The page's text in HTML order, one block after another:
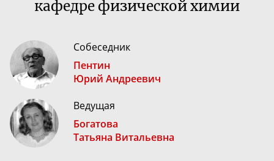
кафедре физической химии
Собеседник
Пентин
Юрий Андреевич
Ведущая
Богатова
Татьяна Витальевна